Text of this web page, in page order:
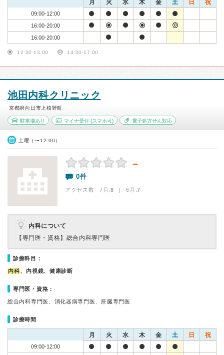
月 火 水 木 金 土 日 祝
09:00-12:00
16:00-20:00
16:00-20:00
12:30-13:00 14:00-17:00
池田内科クリニック
京都府向日市上植野町
駐車場あり マイナ受付(スマホ可) 電子処方せん対応
土曜（〜12:00）
－
0件
アクセス数 7月:8 | 6月:7
内科について
【専門医・資格】 総合内科専門医
診療科目：
内科、内視鏡、健康診断
専門医・資格：
総合内科専門医、消化器病専門医、肝臓専門医
診療時間
月 火 水 木 金 土 日 祝
09:00-12:00